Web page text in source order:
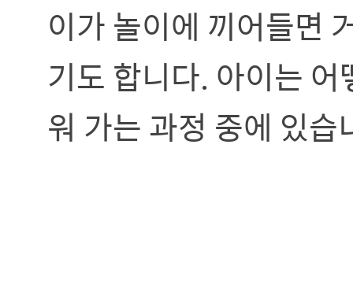
이가 놀이에 끼어들면
기도 합니다. 아이는
워 가는 과정 중에 있습